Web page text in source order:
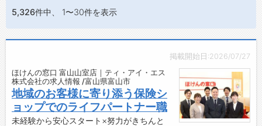
5,326件中、 1〜30件を表示
掲載開始日:2026/07/27
ほけんの窓口 富山山室店｜ティ・アイ・エス
株式会社の求人情報 /富山県富山市
地域のお客様に寄り添う保険シ
ョップでのライフパートナー職
未経験から安心スタート×努力がきちんと